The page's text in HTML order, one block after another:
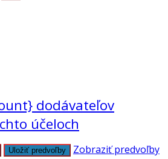
dodávateľov
účeloch
Uložiť predvoľby Zobraziť predvoľby